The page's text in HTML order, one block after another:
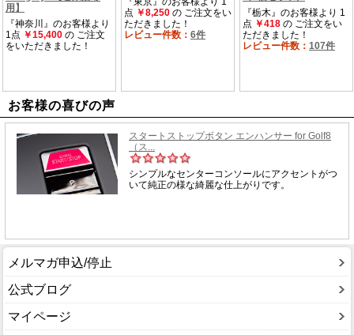
お客様の喜びの声
メルマガ申込/停止
公式ブログ
マイページ